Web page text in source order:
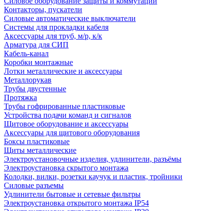
Контакторы, пускатели
Силовые автоматические выключатели
Системы для прокладки кабеля
Аксессуары для труб, м/р, к/к
Арматура для СИП
Кабель-канал
Коробки монтажные
Лотки металлические и аксессуары
Металлорукав
Трубы двустенные
Протяжка
Трубы гофрированные пластиковые
Устройства подачи команд и сигналов
Щитовое оборудование и аксессуары
Аксессуары для щитового оборудования
Боксы пластиковые
Щиты металлические
Электроустановочные изделия, удлинители, разъёмы
Электроустановка скрытого монтажа
Колодки, вилки, розетки каучук и пластик, тройники
Силовые разъемы
Удлинители бытовые и сетевые фильтры
Электроустановка открытого монтажа IP54